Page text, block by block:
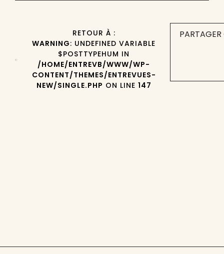
RETOUR À :
WARNING: UNDEFINED VARIABLE
$POSTTYPEHUM IN
/HOME/ENTREVB/WWW/WP-
CONTENT/THEMES/ENTREVUES-
NEW/SINGLE.PHP ON LINE 147